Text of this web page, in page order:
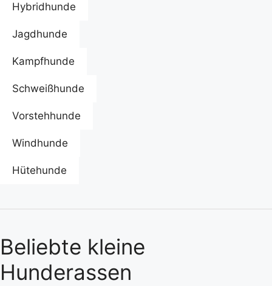
Hybridhunde
Jagdhunde
Kampfhunde
Schweißhunde
Vorstehhunde
Windhunde
Hütehunde
Beliebte kleine
Hunderassen